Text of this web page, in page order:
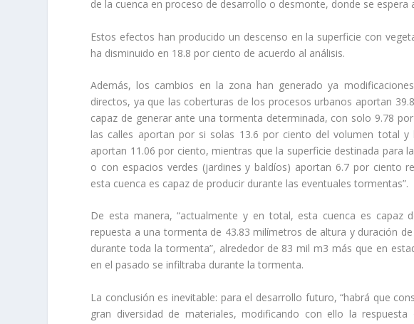
de la cuenca en proceso de desarrollo o desmonte, donde se espera
Estos efectos han producido un descenso en la superficie con
ha disminuido en 18.8 por ciento de acuerdo al análisis.
Además, los cambios en la zona han generado ya
directos, ya que las coberturas de los procesos urbanos aportan
capaz de generar ante una tormenta determinada, con solo 9.78
las calles aportan por si solas 13.6 por ciento del volumen total
aportan 11.06 por ciento, mientras que la superficie destinada para
o con espacios verdes (jardines y baldíos) aportan 6.7 por ciento
esta cuenca es capaz de producir durante las eventuales tormentas”.
De esta manera, “actualmente y en total, esta cuenca es capaz
repuesta a una tormenta de 43.83 milímetros de altura y duración
durante toda la tormenta”, alrededor de 83 mil m3 más que en
en el pasado se infiltraba durante la tormenta.
La conclusión es inevitable: para el desarrollo futuro, “habrá que
gran diversidad de materiales, modificando con ello la